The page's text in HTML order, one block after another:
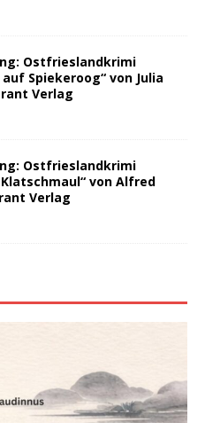
Ostfrieslandkrimi
Spiekeroog“ von Julia
Verlag
Ostfrieslandkrimi
von Alfred
Verlag